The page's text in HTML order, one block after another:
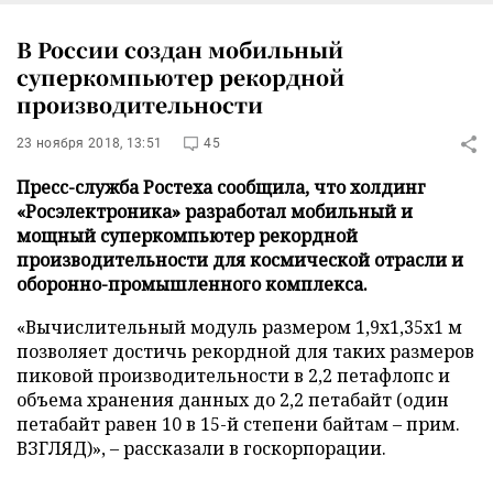
В России создан мобильный
суперкомпьютер рекордной
производительности
23 ноября 2018, 13:51 45
Пресс-служба Ростеха сообщила, что холдинг
«Росэлектроника» разработал мобильный и
мощный суперкомпьютер рекордной
производительности для космической отрасли и
оборонно-промышленного комплекса.
«Вычислительный модуль размером 1,9х1,35х1 м
позволяет достичь рекордной для таких размеров
пиковой производительности в 2,2 петафлопс и
объема хранения данных до 2,2 петабайт (один
петабайт равен 10 в 15-й степени байтам – прим.
ВЗГЛЯД)», – рассказали в госкорпорации.